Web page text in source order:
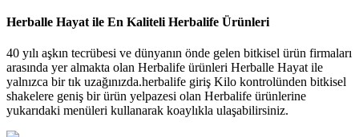
Herballe Hayat ile En Kaliteli Herbalife Ürünleri
40 yılı aşkın tecrübesi ve dünyanın önde gelen bitkisel ürün firmaları
arasında yer almakta olan Herbalife ürünleri Herballe Hayat ile
yalnızca bir tık uzağınızda.herbalife giriş Kilo kontrolünden bitkisel
shakelere geniş bir ürün yelpazesi olan Herbalife ürünlerine
yukarıdaki menüleri kullanarak koaylıkla ulaşabilirsiniz.